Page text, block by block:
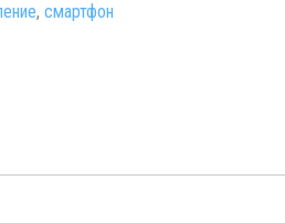
, смартфон